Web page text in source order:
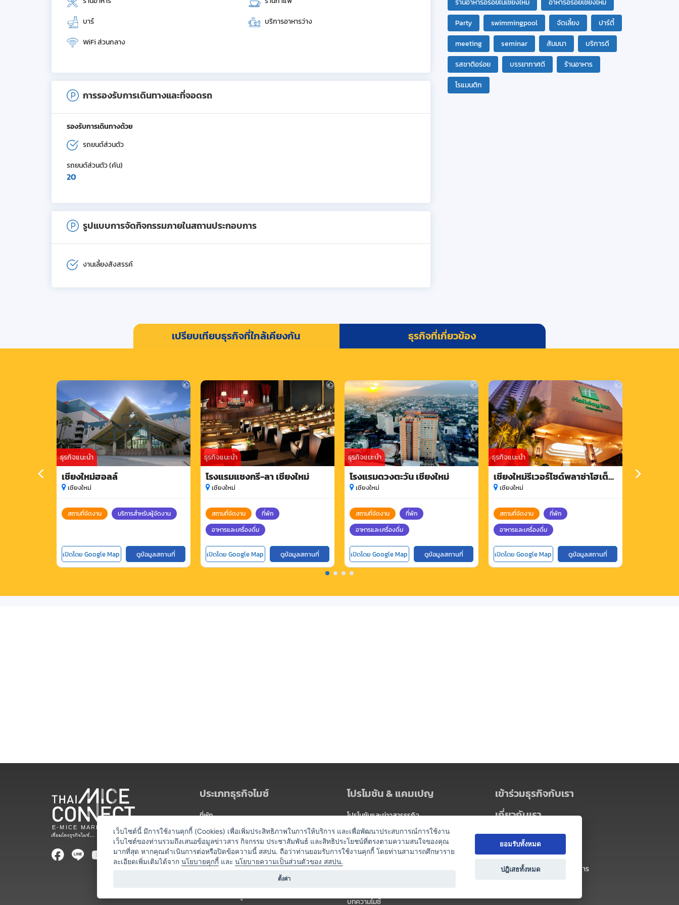
บาร์
บริการอาหารว่าง
WiFi ส่วนกลาง
การรองรับการเดินทางและที่จอดรถ
รองรับการเดินทางด้วย
รถยนต์ส่วนตัว
รถยนต์ส่วนตัว (คัน)
20
รูปแบบการจัดกิจกรรมภายในสถานประกอบการ
งานเลี้ยงสังสรรค์
ร้านอาหารอร่อยในเชียงใหม่
อาหารอร่อยเชียงใหม่
Party
swimmingpool จัดเลี้ยง
ปาร์ตี้
meeting
seminar สัมมนา
บริการดี
รสชาติอร่อย
บรรยากาศดี
ร้านอาหาร
โรแมนติก
เปรียบเทียบธุรกิจที่ใกล้เคียงกัน ธุรกิจที่เกี่ยวข้อง
ธุรกิจแนะนำ
เชียงใหม่ฮอลล์
เชียงใหม่
สถานที่จัดงาน บริการสำหรับผู้จัดงาน
เปิดโดย Google Map ดูข้อมูลสถานที่
ธุรกิจแนะนำ
โรงแรมแชงกรี-ลา เชียงใหม่
เชียงใหม่
สถานที่จัดงาน
ที่พัก
อาหารและเครื่องดื่ม
เปิดโดย Google Map ดูข้อมูลสถานที่
ธุรกิจแนะนำ
โรงแรมดวงตะวัน เชียงใหม่
เชียงใหม่
สถานที่จัดงาน
ที่พัก
อาหารและเครื่องดื่ม
เปิดโดย Google Map ดูข้อมูลสถานที่
ธุรกิจแนะนำ
เชียงใหม่รีเวอร์ไซด์พลาซ่าโฮเต็ล
จำกัด
เชียงใหม่
สถานที่จัดงาน
ที่พัก
อาหารและเครื่องดื่ม
เปิดโดย Google Map ดูข้อมูลสถานที่
โรงแรม วิ
ประเภทธุรกิจไมซ์
ที่พัก
สถานที่จัดงาน
ท่องเที่ยว / นำเที่ยว
ออแกไนเซอร์
บริการสำหรับผู้จัดงาน
โปรโมชัน & แคมเปญ
โปรโมชันและข่าวสารธุรกิจ
แพ็กเกจ
แคมเปญ
บทความไมซ์
เข้าร่วมธุรกิจกับเรา
เกี่ยวกับเรา
เกี่ยวกับ Thai MICE Connect
นโยบายความเป็นส่วนตัว
ข้อตกลง และเงื่อนไขการใช้บริการ
เว็บไซต์นี้ มีการใช้งานคุกกี้ (Cookies) เพื่อเพิ่มประสิทธิภาพในการให้บริการ และเพื่อพัฒนาประสบการณ์การใช้งาน
เว็บไซต์ของท่านรวมถึงเสนอข้อมูลข่าวสาร กิจกรรม ประชาสัมพันธ์ และสิทธิประโยชน์ที่ตรงตามความสนใจของคุณ
มากที่สุด หากคุณดำเนินการต่อหรือปิดข้อความนี้ สสปน. ถือว่าท่านยอมรับการใช้งานคุกกี้ โดยท่านสามารถศึกษาราย
ละเอียดเพิ่มเติมได้จาก นโยบายคุกกี้ และ นโยบายความเป็นส่วนตัวของ สสปน.
ตั้งค่า
ยอมรับทั้งหมด
ปฎิเสธทั้งหมด